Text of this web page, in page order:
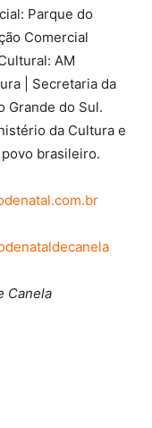
Parque do
Comercial
AM
| Secretaria da
Grande do Sul.
da Cultura e
brasileiro.
Canela